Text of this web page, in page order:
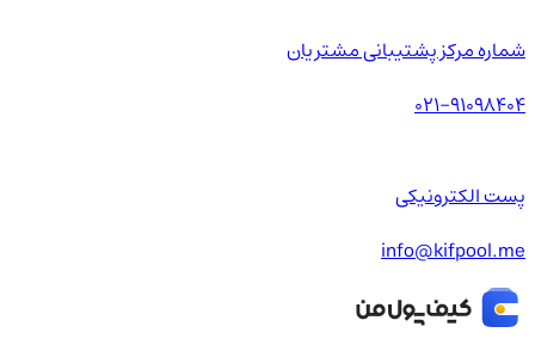
شماره مرکز پشتیبانی مشتریان
021-91098404
پست الکترونیکی
info@kifpool.me